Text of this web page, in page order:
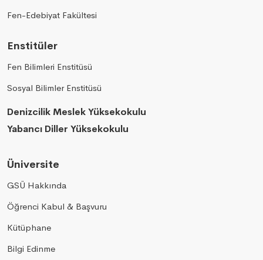
Fen-Edebiyat Fakültesi
Enstitüler
Fen Bilimleri Enstitüsü
Sosyal Bilimler Enstitüsü
Denizcilik Meslek Yüksekokulu
Yabancı Diller Yüksekokulu
Üniversite
GSÜ Hakkında
Öğrenci Kabul & Başvuru
Kütüphane
Bilgi Edinme